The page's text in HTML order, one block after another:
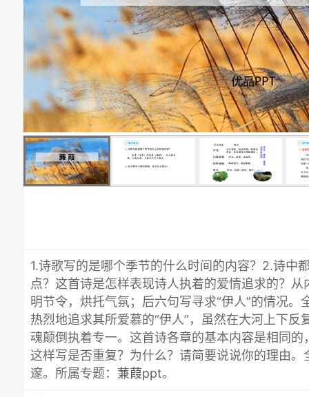
1.诗歌写的是哪个季节的什么时间的内容？2.诗中
点？这首诗是怎样表现诗人执着的爱情追求的？
明节令，烘托气氛；后六句写寻求“伊人”的情况
热烈地追求其所爱慕的“伊人”，虽然在大河上下
魂颠倒执着专一。这首诗各章的基本内容是相同
这样写是否重复？为什么？请简要说说你的理由
邃。所属专题： 蒹葭ppt。